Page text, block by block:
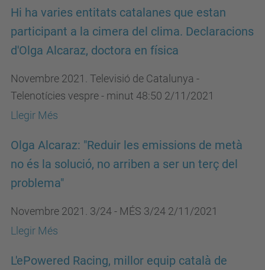
Hi ha varies entitats catalanes que estan
participant a la cimera del clima. Declaracions
d'Olga Alcaraz, doctora en física
Novembre 2021. Televisió de Catalunya -
Telenotícies vespre - minut 48:50 2/11/2021
Llegir Més
Olga Alcaraz: "Reduir les emissions de metà
no és la solució, no arriben a ser un terç del
problema"
Novembre 2021. 3/24 - MÉS 3/24 2/11/2021
Llegir Més
L'ePowered Racing, millor equip català de